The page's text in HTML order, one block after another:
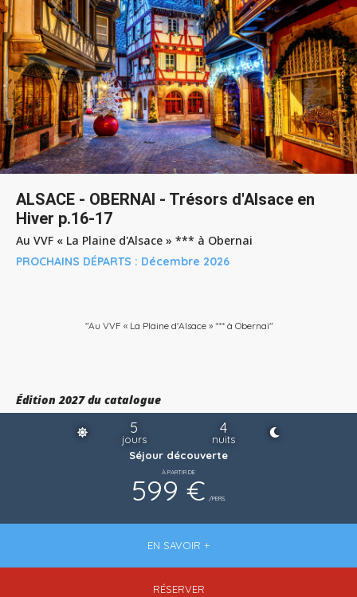
ALSACE - OBERNAI - Trésors d'Alsace en
Hiver p.16-17
Édition 2027 du catalogue
Au VVF « La Plaine d'Alsace » *** à Obernai
PROCHAINS DÉPARTS : Décembre 2026
"Au VVF « La Plaine d'Alsace » *** à Obernai"
5
jours
4
nuits
Séjour découverte
À PARTIR DE
599 € /PERS.
EN SAVOIR +
RÉSERVER